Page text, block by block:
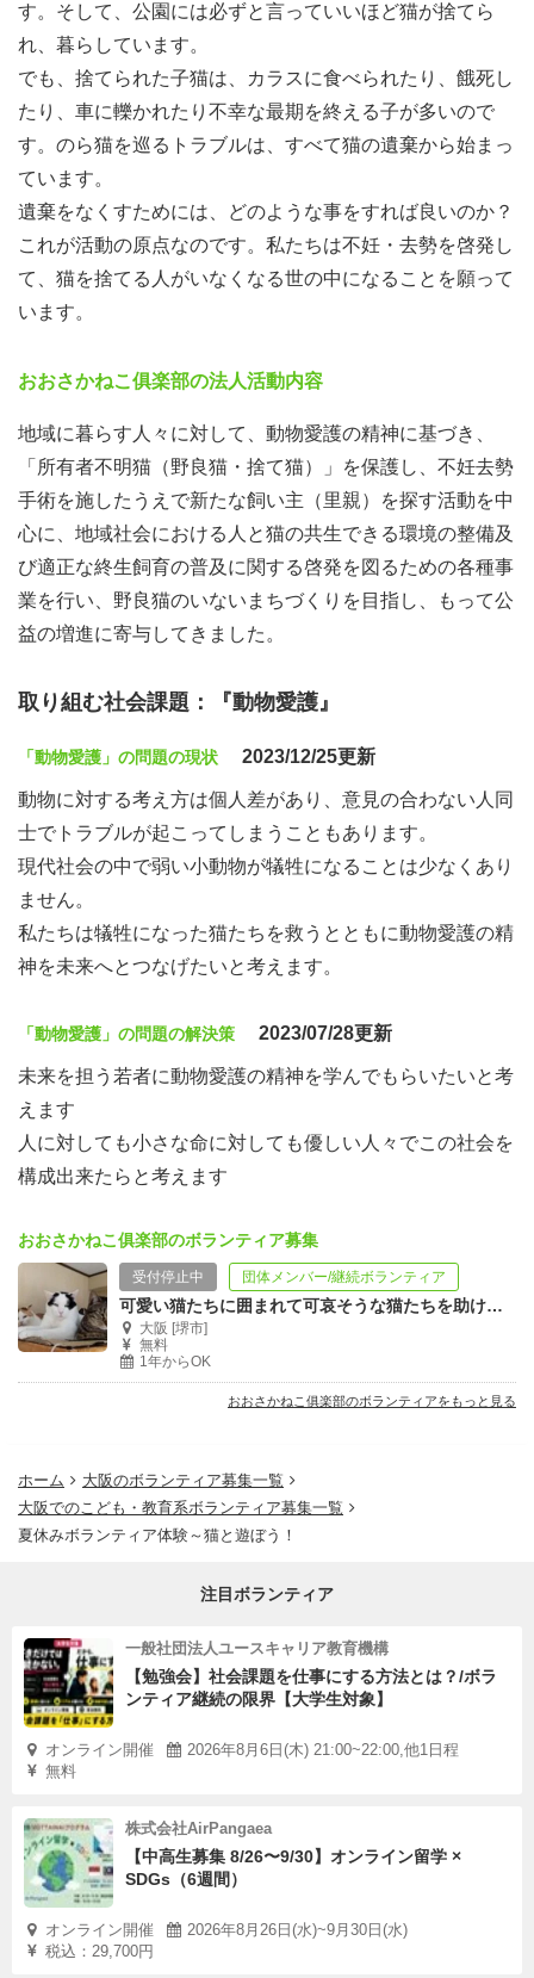
す。そして、公園には必ずと言っていいほど猫が捨てら
れ、暮らしています。
でも、捨てられた子猫は、カラスに食べられたり、餓死し
たり、車に轢かれたり不幸な最期を終える子が多いので
す。のら猫を巡るトラブルは、すべて猫の遺棄から始まっ
ています。
遺棄をなくすためには、どのような事をすれば良いのか？
これが活動の原点なのです。私たちは不妊・去勢を啓発し
て、猫を捨てる人がいなくなる世の中になることを願って
います。
おおさかねこ俱楽部の法人活動内容
地域に暮らす人々に対して、動物愛護の精神に基づき、
「所有者不明猫（野良猫・捨て猫）」を保護し、不妊去勢
手術を施したうえで新たな飼い主（里親）を探す活動を中
心に、地域社会における人と猫の共生できる環境の整備及
び適正な終生飼育の普及に関する啓発を図るための各種事
業を行い、野良猫のいないまちづくりを目指し、もって公
益の増進に寄与してきました。
取り組む社会課題：『動物愛護』
「動物愛護」の問題の現状 2023/12/25更新
動物に対する考え方は個人差があり、意見の合わない人同
士でトラブルが起こってしまうこともあります。
現代社会の中で弱い小動物が犠牲になることは少なくあり
ません。
私たちは犠牲になった猫たちを救うとともに動物愛護の精
神を未来へとつなげたいと考えます。
「動物愛護」の問題の解決策 2023/07/28更新
未来を担う若者に動物愛護の精神を学んでもらいたいと考
えます
人に対しても小さな命に対しても優しい人々でこの社会を
構成出来たらと考えます
おおさかねこ俱楽部のボランティア募集
受付停止中 団体メンバー/継続ボランティア
可愛い猫たちに囲まれて可哀そうな猫たちを助けよう！
大阪 [堺市]
無料
1年からOK
おおさかねこ俱楽部のボランティアをもっと見る
ホーム
大阪のボランティア募集一覧
大阪でのこども・教育系ボランティア募集一覧
夏休みボランティア体験～猫と遊ぼう！
注目ボランティア
一般社団法人ユースキャリア教育機構
【勉強会】社会課題を仕事にする方法とは？/ボラ
ンティア継続の限界【大学生対象】
オンライン開催
2026年8月6日(木) 21:00~22:00,他1日程
無料
株式会社AirPangaea
【中高生募集 8/26〜9/30】オンライン留学 ×
SDGs（6週間）
オンライン開催
2026年8月26日(水)~9月30日(水)
税込：29,700円